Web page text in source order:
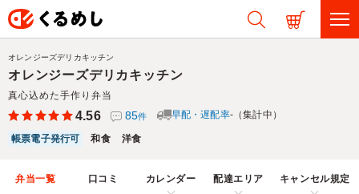
オレンジーズデリカキッチン
真心込めた手作り弁当
オレンジーズデリカキッチン
4.56 85件 早配・遅配率-（集計中）
帳票電子発行可 和食 洋食
弁当一覧 口コミ カレンダー 配達エリア キャンセル規定